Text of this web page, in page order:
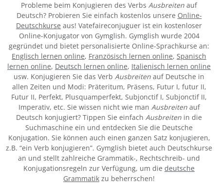
Probleme beim Konjugieren des Verbs Ausbreiten auf
Deutsch? Probieren Sie einfach kostenlos unsere Online-
Deutschkurse aus! Vatefaireconjuguer ist ein kostenloser
Online-Konjugator von Gymglish. Gymglish wurde 2004
gegründet und bietet personalisierte Online-Sprachkurse an:
Englisch lernen online, Französisch lernen online, Spanisch
lernen online, Deutsch lernen online, Italienisch lernen online
usw. Konjugieren Sie das Verb Ausbreiten auf Deutsche in
allen Zeiten und Modi: Präteritum, Präsens, Futur I, futur II,
Futur II, Perfekt, Plusquamperfekt, Subjonctif I, Subjonctif II,
Imperativ, etc. Sie wissen nicht wie man Ausbreitenauf
Deutsch konjugiert? Tippen Sie einfach Ausbreiten in die
Suchmaschine ein und entdecken Sie die Deutsche
Konjugation. Sie können auch einen ganzen Satz konjugieren,
z.B. “ein Verb konjugieren”. Gymglish bietet auch Deutschkurse
an und stellt zahlreiche Grammatik-, Rechtschreib- und
Konjugationsregeln zur Verfügung, um die deutsche
Grammatik zu beherrschen!